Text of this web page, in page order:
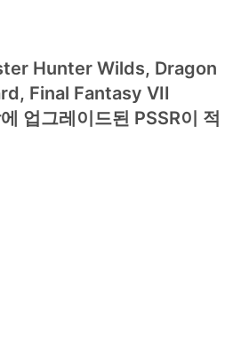
Hunter Wilds, Dragon
Final Fantasy VII
업그레이드된 PSSR이 적